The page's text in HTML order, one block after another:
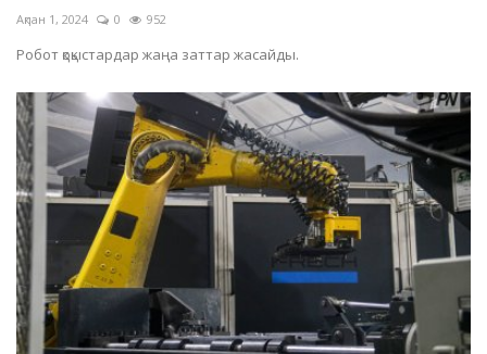
Ақпан 1, 2024 0 952
Робот қоқыстардар жаңа заттар жасайды.